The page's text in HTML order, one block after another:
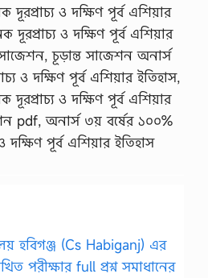
ও দক্ষিণ পূর্ব এশিয়ার
ও দক্ষিণ পূর্ব এশিয়ার
চূড়ান্ত সাজেশন অনার্স
ও দক্ষিণ পূর্ব এশিয়ার ইতিহাস,
ও দক্ষিণ পূর্ব এশিয়ার
pdf, অনার্স ৩য় বর্ষের ১০০%
পূর্ব এশিয়ার ইতিহাস
হবিগঞ্জ (Cs Habiganj) এর
পরীক্ষার full প্রশ্ন সমাধানের